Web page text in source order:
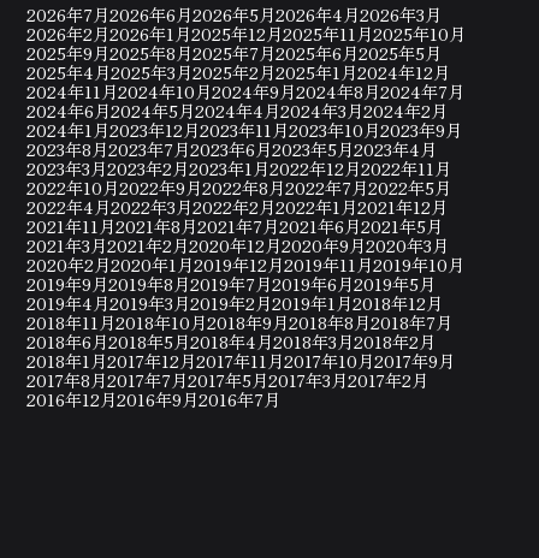
2026年7月2026年6月2026年5月2026年4月2026年3月
2026年2月2026年1月2025年12月2025年11月2025年10月
2025年9月2025年8月2025年7月2025年6月2025年5月
2025年4月2025年3月2025年2月2025年1月2024年12月
2024年11月2024年10月2024年9月2024年8月2024年7月
2024年6月2024年5月2024年4月2024年3月2024年2月
2024年1月2023年12月2023年11月2023年10月2023年9月
2023年8月2023年7月2023年6月2023年5月2023年4月
2023年3月2023年2月2023年1月2022年12月2022年11月
2022年10月2022年9月2022年8月2022年7月2022年5月
2022年4月2022年3月2022年2月2022年1月2021年12月
2021年11月2021年8月2021年7月2021年6月2021年5月
2021年3月2021年2月2020年12月2020年9月2020年3月
2020年2月2020年1月2019年12月2019年11月2019年10月
2019年9月2019年8月2019年7月2019年6月2019年5月
2019年4月2019年3月2019年2月2019年1月2018年12月
2018年11月2018年10月2018年9月2018年8月2018年7月
2018年6月2018年5月2018年4月2018年3月2018年2月
2018年1月2017年12月2017年11月2017年10月2017年9月
2017年8月2017年7月2017年5月2017年3月2017年2月
2016年12月2016年9月2016年7月